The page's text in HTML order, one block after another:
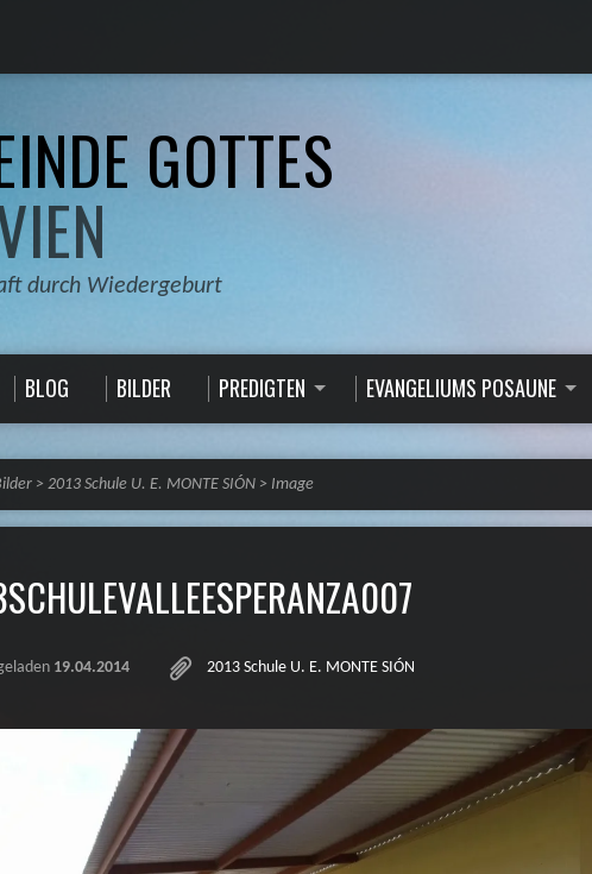
GOTTES
durch Wiedergeburt
BLOG BILDER PREDIGTEN EVANGELIUMS POSAUNE
> 2013 Schule U. E. MONTE SIÓN > Image
19.04.2014 2013 Schule U. E. MONTE SIÓN